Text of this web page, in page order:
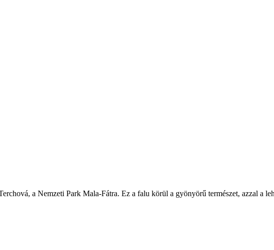
a Nemzeti Park Mala-Fátra. Ez a falu körül a gyönyörű természet, azzal a